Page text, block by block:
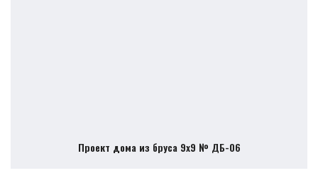
Проект дома из бруса 9х9 № ДБ-06